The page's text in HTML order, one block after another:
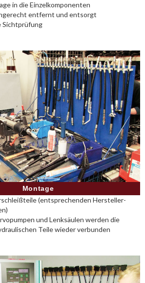
in die Einzelkomponenten
entfernt und entsorgt
Sichtprüfung
Montage
(entsprechenden Hersteller-
und Lenksäulen werden die
Teile wieder verbunden